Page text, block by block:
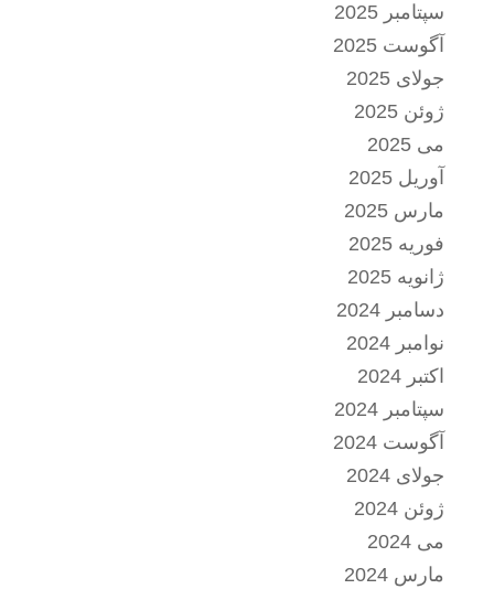
سپتامبر 2025
آگوست 2025
جولای 2025
ژوئن 2025
می 2025
آوریل 2025
مارس 2025
فوریه 2025
ژانویه 2025
دسامبر 2024
نوامبر 2024
اکتبر 2024
سپتامبر 2024
آگوست 2024
جولای 2024
ژوئن 2024
می 2024
مارس 2024